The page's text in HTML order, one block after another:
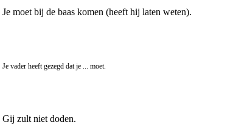
Je moet bij de baas komen (heeft hij laten weten).
Je vader heeft gezegd dat je ... moet.
Gij zult niet doden.